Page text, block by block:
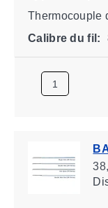
Thermocouple
Calibre du fil: